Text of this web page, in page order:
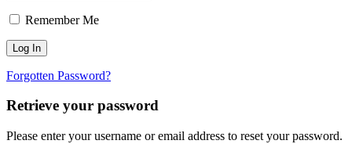
Remember Me
Forgotten Password?
Retrieve your password
Please enter your username or email address to reset your password.